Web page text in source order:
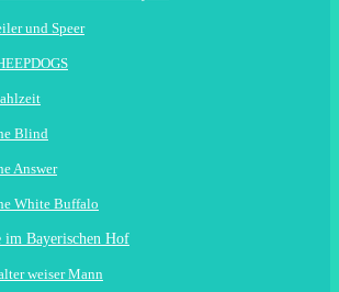
und Speer
Blind
Answer
White Buffalo
im Bayerischen Hof
weiser Mann